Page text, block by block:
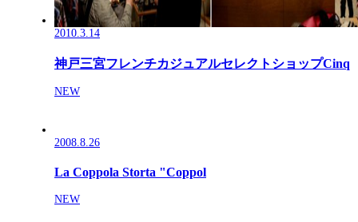
2010.3.14
神戸三宮フレンチカジュアルセレクトショップCinq
NEW
2008.8.26
La Coppola Storta "Coppol
NEW